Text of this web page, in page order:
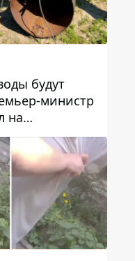
будут
министр
на
в Марганце